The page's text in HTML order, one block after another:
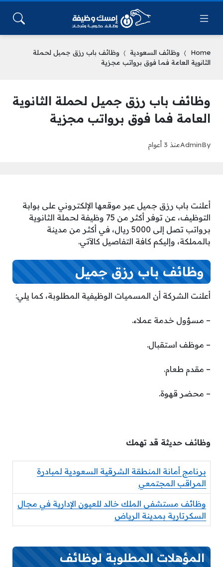
Home وظائف السعودية
وظائف باب رزق جميل لحملة
الثانوية العامة فما فوق برواتب مجزية
وظائف باب رزق جميل لحملة الثانوية
العامة فما فوق برواتب مجزية
By
Adminمنذ 3 أعوام
أعلنت باب رزق جميل عبر موقعها الإلكتروني على بوابة
التوظيف، عن توفر أكثر من 75 وظيفة لحملة الثانوية
برواتب تصل إلى 5000 ريال، في أكثر من مدينة
بالمملكة، وإليكم كافة التفاصيل كالآتي.
وظائف باب رزق جميل
أعلنت الشركة أن المسميات الوظيفية المطلوبة، كما يلي:
– مسؤول خدمة عملاء.
– موظف استقبال.
– مقدم طعام.
– محضر قهوة.
وظائف حديثة قد تهمك
برنامج أمانة المنطقة الشرقية السعودية لمبادرة
المراقب المجتمعي
وظائف مستشفى الملك خالد للعيون الإدارية في مجال
السكرتارية بمدينة الرياض
المؤهلات المطلوبة لوظائف